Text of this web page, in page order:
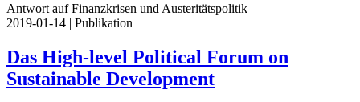
Antwort auf Finanzkrisen und Austeritätspolitik
2019-01-14 | Publikation
Das High-level Political Forum on
Sustainable Development